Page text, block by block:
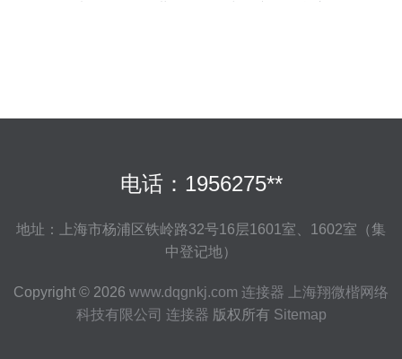
电话：1956275**
地址：上海市杨浦区铁岭路32号16层1601室、1602室（集
中登记地）
Copyright © 2026 www.dqgnkj.com 连接器
上海翔微楷网络
科技有限公司 连接器 版权所有 Sitemap